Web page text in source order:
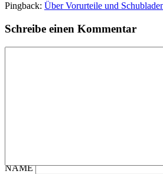
Pingback: Über Vorurteile und
Schreibe einen Kommentar
NAME